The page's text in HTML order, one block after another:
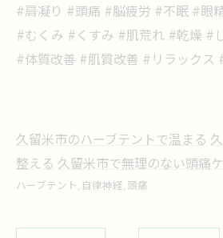
#肩凝り #頭痛 #脳疲労 #不眠 #眼
#むくみ #くすみ #肌荒れ #乾燥 #
#体質改善 #肌質改善 #リラックス
久留米市のハーブテントで温まる
整える 久留米市で無理のない頭痛
ハーブテント 自律神経 頭痛